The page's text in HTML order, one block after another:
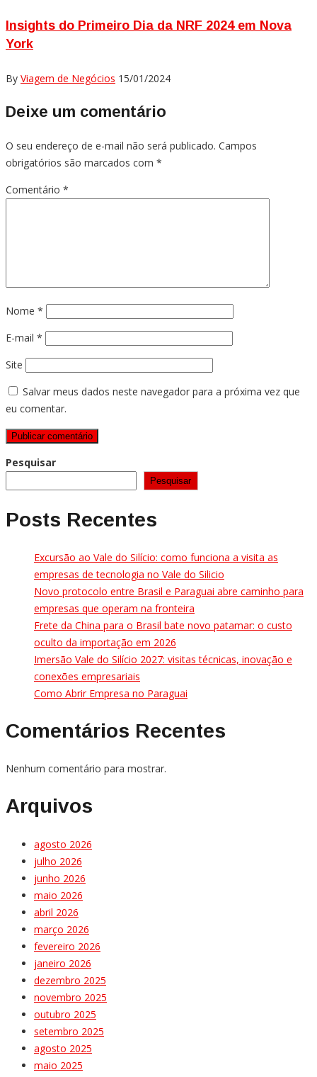
Insights do Primeiro Dia da NRF 2024 em Nova
York
By Viagem de Negócios 15/01/2024
Deixe um comentário
O seu endereço de e-mail não será publicado. Campos
obrigatórios são marcados com *
Comentário *
Nome *
E-mail *
Site
Salvar meus dados neste navegador para a próxima vez que
eu comentar.
Pesquisar
Pesquisar
Posts Recentes
Excursão ao Vale do Silício: como funciona a visita as
empresas de tecnologia no Vale do Silicio
Novo protocolo entre Brasil e Paraguai abre caminho para
empresas que operam na fronteira
Frete da China para o Brasil bate novo patamar: o custo
oculto da importação em 2026
Imersão Vale do Silício 2027: visitas técnicas, inovação e
conexões empresariais
Como Abrir Empresa no Paraguai
Comentários Recentes
Nenhum comentário para mostrar.
Arquivos
agosto 2026
julho 2026
junho 2026
maio 2026
abril 2026
março 2026
fevereiro 2026
janeiro 2026
dezembro 2025
novembro 2025
outubro 2025
setembro 2025
agosto 2025
maio 2025